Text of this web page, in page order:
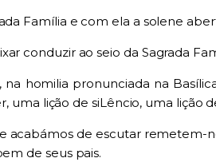
Família e com ela a solene
conduzir ao seio da Sagrada
homilia pronunciada na
uma lição de siLêncio, uma lição
acabámos de escutar
de seus pais.